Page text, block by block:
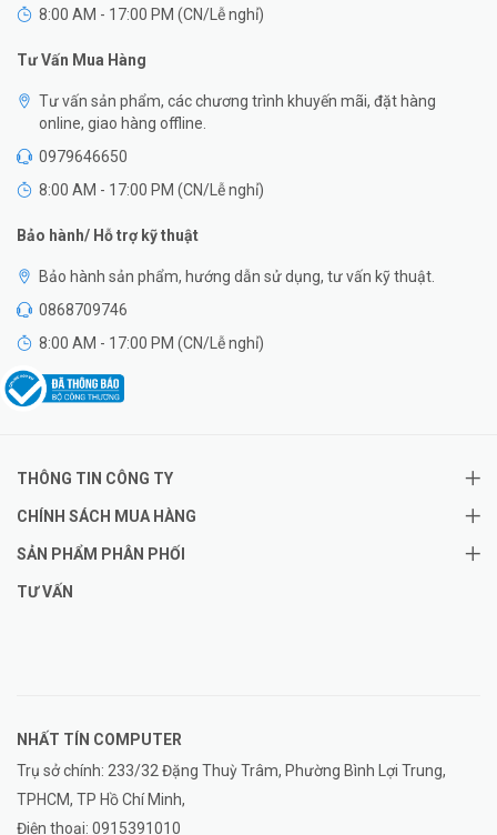
8:00 AM - 17:00 PM (CN/Lễ nghỉ)
Tư Vấn Mua Hàng
Tư vấn sản phẩm, các chương trình khuyến mãi, đặt hàng
online, giao hàng offline.
0979646650
8:00 AM - 17:00 PM (CN/Lễ nghỉ)
Bảo hành/ Hỗ trợ kỹ thuật
Bảo hành sản phẩm, hướng dẫn sử dụng, tư vấn kỹ thuật.
0868709746
8:00 AM - 17:00 PM (CN/Lễ nghỉ)
THÔNG TIN CÔNG TY
CHÍNH SÁCH MUA HÀNG
SẢN PHẨM PHÂN PHỐI
TƯ VẤN
NHẤT TÍN COMPUTER
Trụ sở chính: 233/32 Đặng Thuỳ Trâm, Phường Bình Lợi Trung,
TPHCM, TP Hồ Chí Minh,
Điện thoại: 0915391010